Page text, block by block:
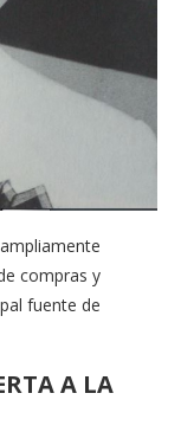
compras y
fuente de
A LA